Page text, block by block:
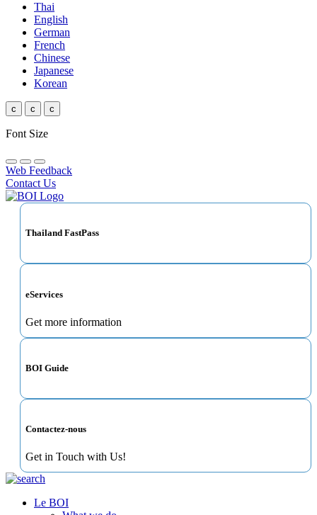
Thai
English
German
French
Chinese
Japanese
Korean
c c c
Font Size
Web Feedback
Contact Us
Thailand FastPass
eServices
Get more information
BOI Guide
Contactez-nous
Get in Touch with Us!
Le BOI